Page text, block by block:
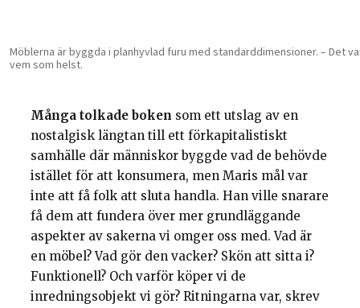
Möblerna är byggda i planhyvlad furu med standarddimensioner. –
vem som helst.
Många tolkade boken som ett utslag av en
nostalgisk längtan till ett förkapitalistiskt
samhälle där människor byggde vad de behövde
istället för att konsumera, men Maris mål var
inte att få folk att sluta handla. Han ville snarare
få dem att fundera över mer grundläggande
aspekter av sakerna vi omger oss med. Vad är
en möbel? Vad gör den vacker? Skön att sitta i?
Funktionell? Och varför köper vi de
inredningsobjekt vi gör? Ritningarna var, skrev